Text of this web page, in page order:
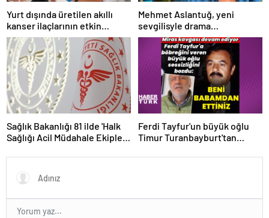
Yurt dışında üretilen akıllı
kanser ilaçlarının etkin
maddesi yerli imkanlarla
geliştirildi | Sağlık Haberleri
Mehmet Aslantuğ, yeni
sevgilisyle drama
çalışmalarında tanıştı –
Magazin haberleri
Sağlık Bakanlığı 81 ilde 'Halk
Sağlığı Acil Müdahale Ekipleri'
Ferdi Tayfur'un büyük oğlu
Timur Turanbayburt'tan